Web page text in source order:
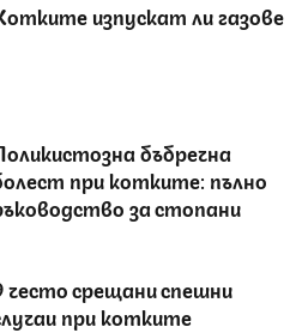
изпускат ли газове
бъбречна
при котките: пълно
за стопани
често срещани спешни
при котките